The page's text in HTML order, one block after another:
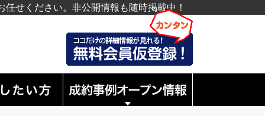
せください。非公開情報も随時掲載中！